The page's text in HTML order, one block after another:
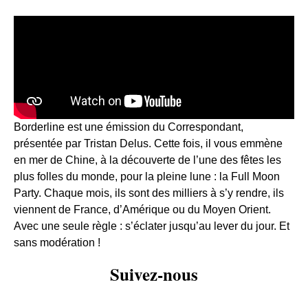
Borderline est une émission du Correspondant,
présentée par Tristan Delus. Cette fois, il vous emmène
en mer de Chine, à la découverte de l’une des fêtes les
plus folles du monde, pour la pleine lune : la Full Moon
Party. Chaque mois, ils sont des milliers à s’y rendre, ils
viennent de France, d’Amérique ou du Moyen Orient.
Avec une seule règle : s’éclater jusqu’au lever du jour. Et
sans modération !
Suivez-nous